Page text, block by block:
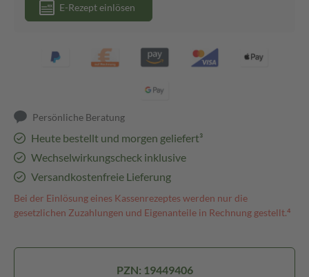
E-Rezept einlösen
Persönliche Beratung
Heute bestellt und morgen geliefert³
Wechselwirkungscheck inklusive
Versandkostenfreie Lieferung
Bei der Einlösung eines Kassenrezeptes werden nur die
gesetzlichen Zuzahlungen und Eigenanteile in Rechnung gestellt.⁴
PZN: 19449406